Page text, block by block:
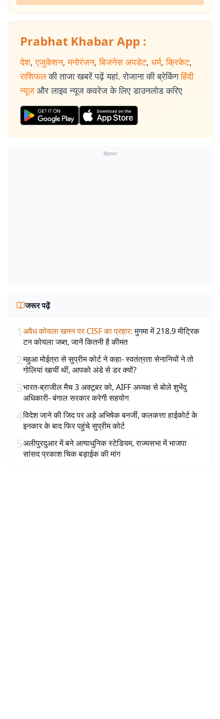
Prabhat Khabar App :
देश, एजुकेशन, मनोरंजन, बिजनेस अपडेट, धर्म, क्रिकेट,
राशिफल की ताजा खबरें पढ़ें यहां. रोजाना की ब्रेकिंग हिंदी
न्यूज और लाइव न्यूज कवरेज के लिए डाउनलोड करिए
विज्ञापन
जरूर पढ़ें
1अवैध कोयला खनन पर CISF का प्रहार: मुगमा में 218.9 मीट्रिक
टन कोयला जब्त, जानें कितनी है कीमत
2महुआ मोईत्रा से सुप्रीम कोर्ट ने कहा- स्वतंत्रता सेनानियों ने तो
गोलियां खायीं थीं, आपको अंडे से डर क्यों?
3भारत-ब्राजील मैच 3 अक्टूबर को, AIFF अध्यक्ष से बोले शुभेंदु
अधिकारी- बंगाल सरकार करेगी सहयोग
4विदेश जाने की जिद पर अड़े अभिषेक बनर्जी, कलकत्ता हाईकोर्ट के
इनकार के बाद फिर पहुंचे सुप्रीम कोर्ट
5अलीपुरदुआर में बने अत्याधुनिक स्टेडियम, राज्यसभा में भाजपा
सांसद प्रकाश चिक बड़ाईक की मांग